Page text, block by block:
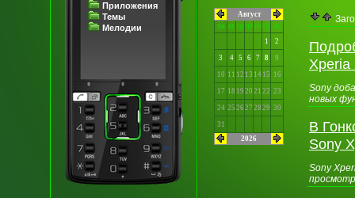
Приложения
Темы
Мелодии
Август
пн вт ср чт пт сб вс
1
2
3 4 5 6 7 8 9
10 11 12 13 14 15 16
17 18 19 20 21 22 23
24 25 2627 28 29 30
31
2026
Xperia
Sony
новых
В
Sony
Sony